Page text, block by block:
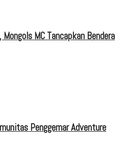
MC Tancapkan Bendera
Penggemar Adventure